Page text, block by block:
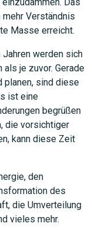
mehr Verständnis
Masse erreicht.
Jahren werden sich
als je zuvor. Gerade
planen, sind diese
ist eine
begrüßen
die vorsichtiger
kann diese Zeit
den
des
die Umverteilung
vieles mehr.
SUCHEN